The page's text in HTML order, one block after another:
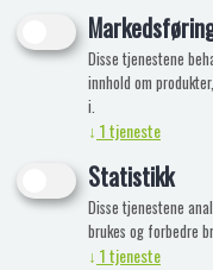
Disse tjenestene
innhold om
i.
↓ 1tjeneste
Statistikk
Disse tjenestene
brukes og forbedre
↓ 1tjeneste